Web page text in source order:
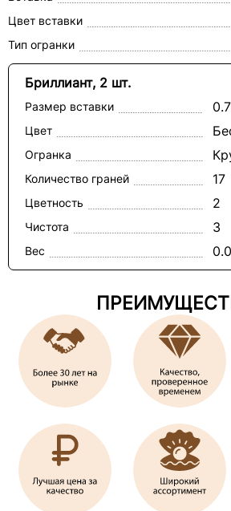
Цвет вставки
Тип огранки
Бриллиант, 2 шт.
Размер вставки 0.7
Цвет
Огранка
Количество граней 17
Цветность 2
Чистота 3
Вес